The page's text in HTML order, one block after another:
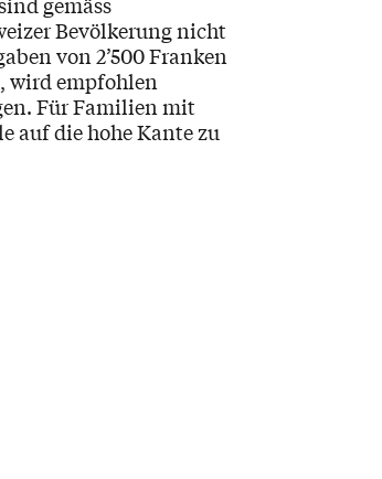
Bevölkerung nicht
von 2’500 Franken
wird empfohlen
Für Familien mit
auf die hohe Kante zu